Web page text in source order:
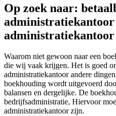
Op zoek naar:
Waarom niet gewoon naar een
die wij vaak krijgen. Het is goed
administratiekantoor andere
boekhouding wordt uitgevoerd
balansen en dergelijke. De
bedrijfsadministratie, Hiervoor
administratiekantoor zijn.